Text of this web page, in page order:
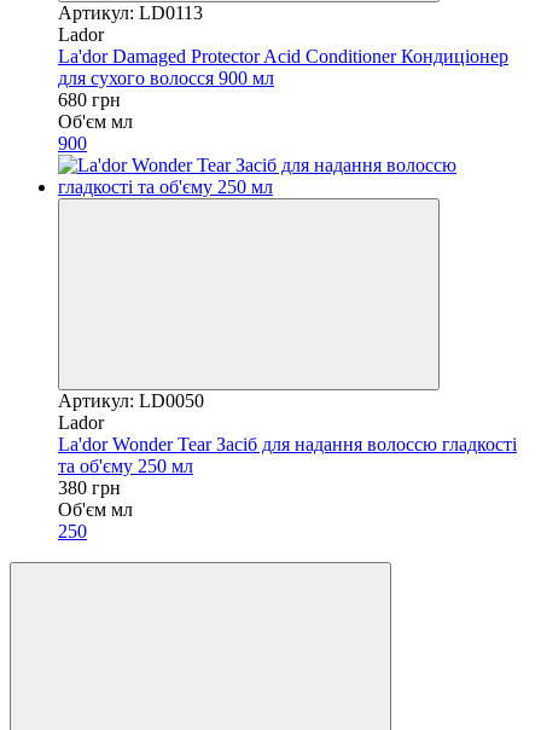
Артикул: LD0113
Lador
La'dor Damaged Protector Acid Conditioner Кондиціонер
для сухого волосся 900 мл
680 грн
Об'єм мл
900
Артикул: LD0050
Lador
La'dor Wonder Tear Засіб для надання волоссю гладкості
та об'єму 250 мл
380 грн
Об'єм мл
250